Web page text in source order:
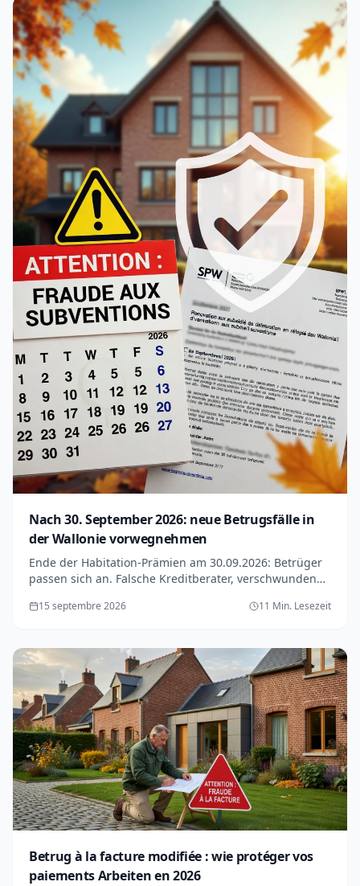
Nach 30. September 2026: neue Betrugsfälle in
der Wallonie vorwegnehmen
Ende der Habitation-Prämien am 30.09.2026: Betrüger
passen sich an. Falsche Kreditberater, verschwundene
15 septembre 2026 11 Min. Lesezeit
Betrug à la facture modifiée : wie protéger vos
paiements Arbeiten en 2026